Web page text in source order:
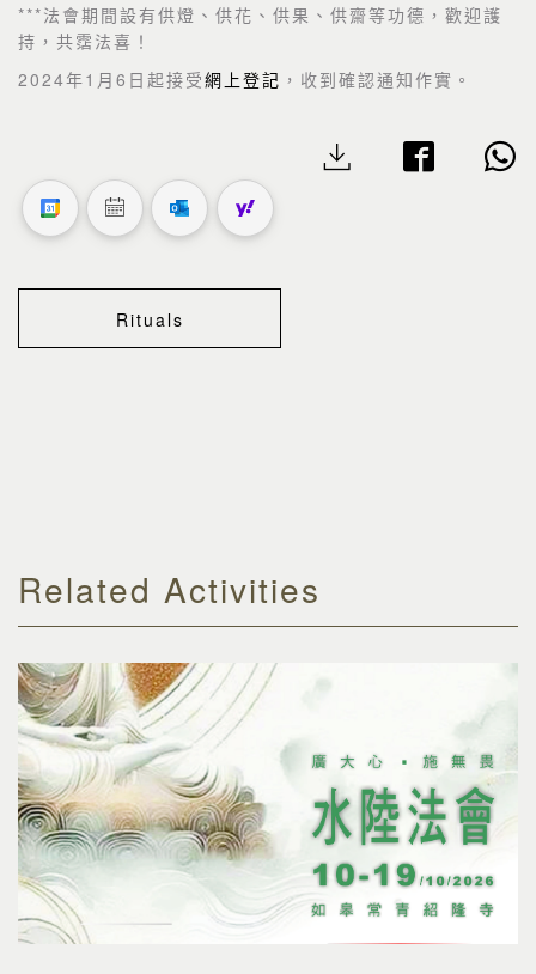
*** 法會期間設有供燈、供花、供果、供齋等功德，歡迎護
持，共霑法喜！
2024年 1 月 6 日起接受 網上登記 ，收到確認通知作實。
Rituals
Related Activities